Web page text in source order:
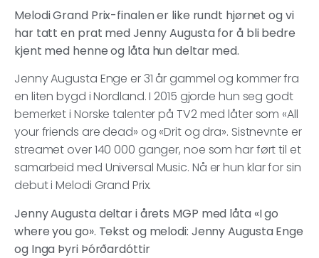
Melodi Grand Prix-finalen er like rundt hjørnet og vi
har tatt en prat med Jenny Augusta for å bli bedre
kjent med henne og låta hun deltar med.
Jenny Augusta Enge er 31 år gammel og kommer fra
en liten bygd i Nordland. I 2015 gjorde hun seg godt
bemerket i Norske talenter på TV2 med låter som «All
your friends are dead» og «Drit og dra». Sistnevnte er
streamet over 140 000 ganger, noe som har ført til et
samarbeid med Universal Music. Nå er hun klar for sin
debut i Melodi Grand Prix.
Jenny Augusta deltar i årets MGP med låta «I go
where you go». Tekst og melodi: Jenny Augusta Enge
og Inga Þyri Þórðardóttir